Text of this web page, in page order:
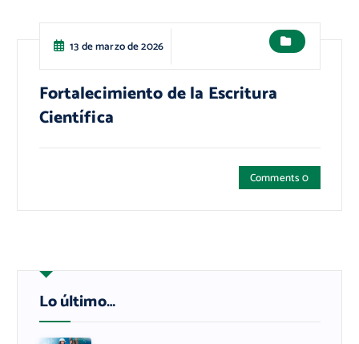
13 de marzo de 2026
Fortalecimiento de la Escritura
Científica
Comments 0
Lo último…